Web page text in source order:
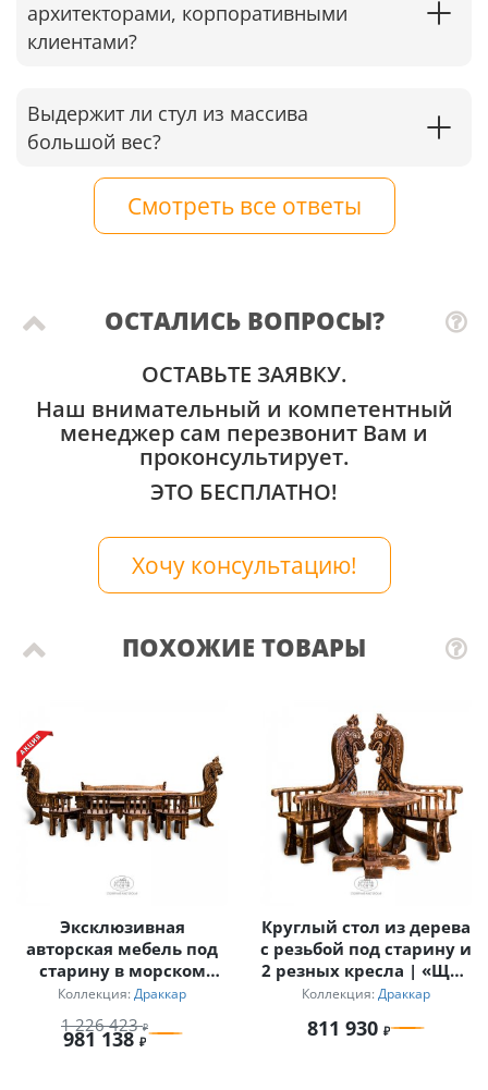
архитекторами, корпоративными
клиентами?
Выдержит ли стул из массива
большой вес?
Смотреть все ответы
ОСТАЛИСЬ ВОПРОСЫ?
ОСТАВЬТЕ ЗАЯВКУ.
Наш внимательный и компетентный
менеджер сам перезвонит Вам и
проконсультирует.
ЭТО БЕСПЛАТНО!
Хочу консультацию!
ПОХОЖИЕ ТОВАРЫ
Эксклюзивная
авторская мебель под
старину в морском
стиле «Драккар»
Коллекция: Драккар
1 226 423
981 138
Круглый стол из дерева
с резьбой под старину и
2 резных кресла | «Щит
Викинга»
Коллекция: Драккар
811 930